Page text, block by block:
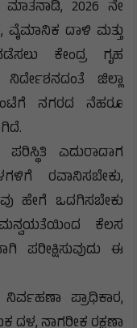
2026 ನೇ
ವೈಮಾನಿಕ ದಾಳಿ ಮತ್ತು
ಕೇಂದ್ರ ಗೃಹ
ಜಿಲ್ಲಾ
ನಗರದ ನೆಹರೂ
ಎದುರಾದಾಗ
ರವಾನಿಸಬೇಕು,
ಹೇಗೆ ಒದಗಿಸಬೇಕು
ಕೆಲಸ
ಪರೀಕ್ಷಿಸುವುದು ಈ
ಪ್ರಾಧಿಕಾರ,